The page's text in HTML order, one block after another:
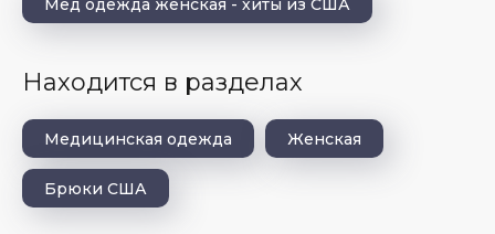
Находится в разделах
Медицинская одежда Женская
Брюки США